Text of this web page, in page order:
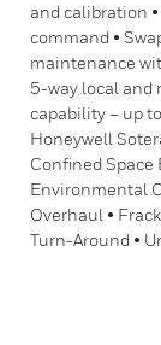
and calibration
command •
maintenance
5-way local and
capability – up
Honeywell
Confined Space
Environmental
Overhaul •
Turn-Around •